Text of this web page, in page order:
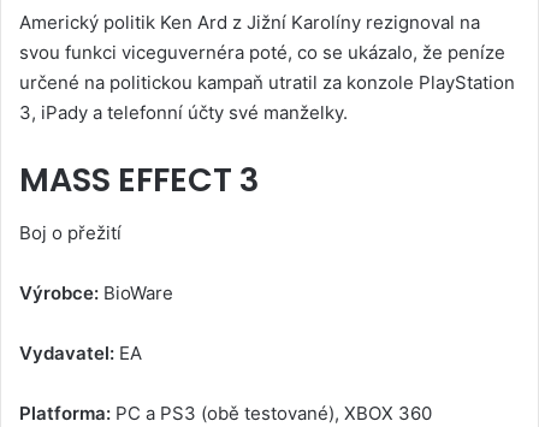
Americký politik Ken Ard z Jižní Karolíny rezignoval na
svou funkci viceguvernéra poté, co se ukázalo, že peníze
určené na politickou kampaň utratil za konzole PlayStation
3, iPady a telefonní účty své manželky.
MASS EFFECT 3
Boj o přežití
Výrobce: BioWare
Vydavatel: EA
Platforma: PC a PS3 (obě testované), XBOX 360